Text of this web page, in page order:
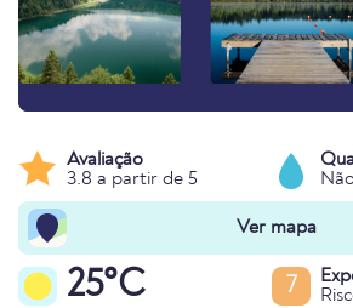
Avaliação
3.8 a partir de 5
Ver mapa
25°C 7